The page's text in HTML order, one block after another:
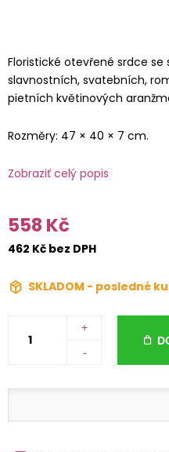
Floristické otevřené srdce
slavnostních, svatebních,
pietních květinových
Rozměry: 47 × 40 × 7 cm.
Zobraziť celý popis
558 Kč
462 Kč bez DPH
SKLADOM - posledné
+
-